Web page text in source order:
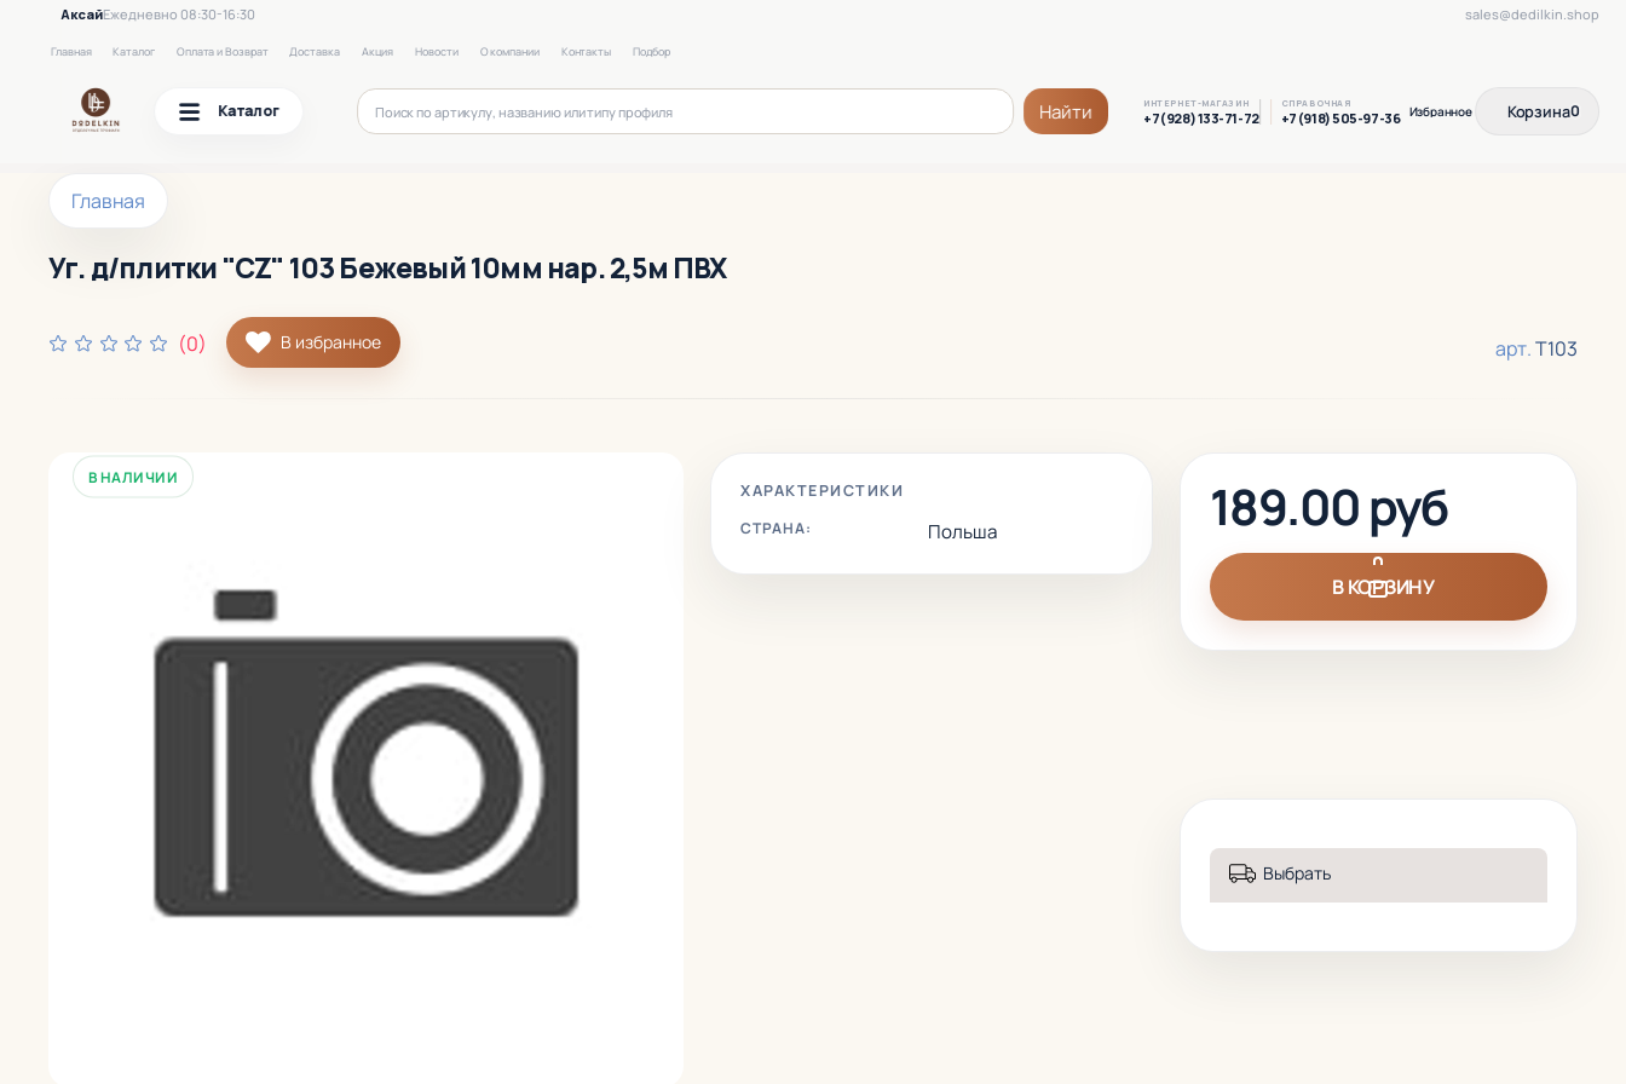
АксайЕжедневно 08:30-16:30
Главная Каталог Оплата и Возврат Доставка Акция Новости О компании Контакты Подбор
sales@dedilkin.shop
Каталог Найти ИНТЕРНЕТ-МАГАЗИН
+7(928) 133-71-72
СПРАВОЧНАЯ
+7(918) 505-97-36 Корзина0
Главная
Уг. д/плитки "CZ" 103 Бежевый 10мм нар. 2,5м ПВХ
(0) В избранное арт.Т103
В НАЛИЧИИ
ХАРАКТЕРИСТИКИ
СТРАНА:
Польша 189.00 руб
В КОРЗИНУ
Выбрать